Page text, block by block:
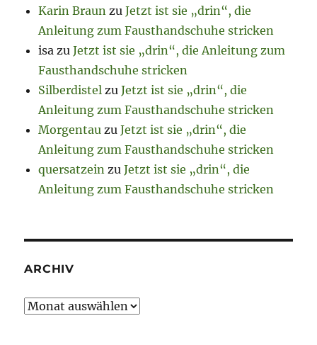
Karin Braun zuJetzt ist sie „drin“, die
Anleitung zum Fausthandschuhe stricken
isa zuJetzt ist sie „drin“, die Anleitung zum
Fausthandschuhe stricken
Silberdistel zuJetzt ist sie „drin“, die
Anleitung zum Fausthandschuhe stricken
Morgentau zuJetzt ist sie „drin“, die
Anleitung zum Fausthandschuhe stricken
quersatzein zuJetzt ist sie „drin“, die
Anleitung zum Fausthandschuhe stricken
ARCHIV
Archiv